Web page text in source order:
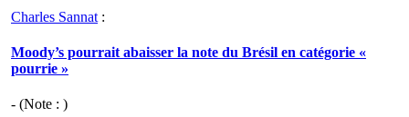
Charles Sannat :
Moody’s pourrait abaisser la note du Brésil en catégorie «
pourrie »
- (Note : )